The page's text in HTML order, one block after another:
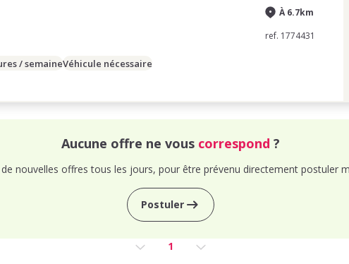
À 6.7km
ref. 1774431
/ semaineVéhicule nécessaire
Aucune offre ne vous correspond ?
nouvelles offres tous les jours, pour être prévenu directement postuler
Postuler
1